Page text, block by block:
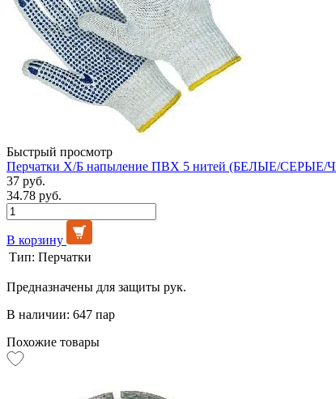
Быстрый просмотр
Перчатки Х/Б напыление ПВХ 5 нитей (БЕЛЫЕ/СЕРЫЕ/
37 руб.
34.78 руб.
В корзину
Тип: Перчатки
Предназначены для защиты рук.
В наличии: 647 пар
Похожие товары